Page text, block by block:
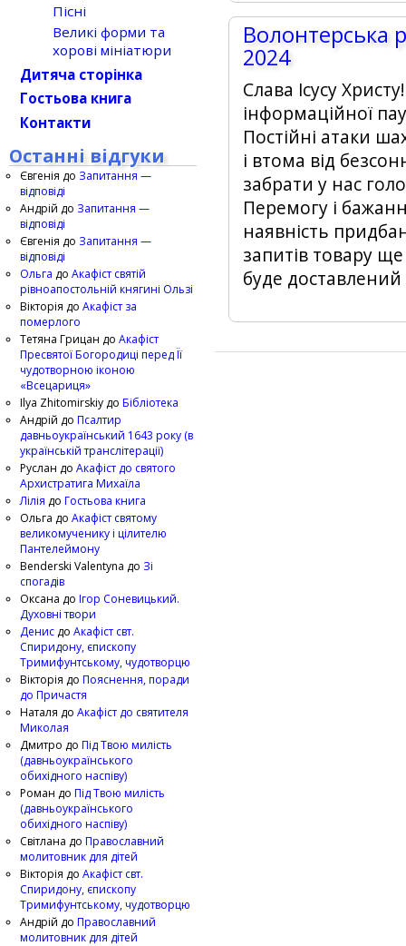
Волонтерська
2024
Слава Ісусу
інформаційної
Постійні атаки
і втома від
забрати у нас
Перемогу і
наявність
запитів товару
буде
Пісні
Великі форми та
хорові мініатюри
Дитяча сторінка
Гостьова книга
Контакти
Останні відгуки
Євгенія до Запитання —
відповіді
Андрій до Запитання —
відповіді
Євгенія до Запитання —
відповіді
Ольга до Акафіст святій
рівноапостольній княгині Ользі
Вікторія до Акафіст за
померлого
Тетяна Грицан до Акафіст
Пресвятої Богородиці перед Її
чудотворною іконою
«Всецариця»
Ilya Zhitomirskiy до Бібліотека
Андрій до Псалтир
давньоукраїнський 1643 року (в
українській транслітерації)
Руслан до Акафіст до святого
Архистратига Михаїла
Лілія до Гостьова книга
Ольга до Акафіст святому
великомученику і цілителю
Пантелеймону
Benderski Valentyna до Зі
спогадів
Оксана до Ігор Соневицький.
Духовні твори
Денис до Акафіст свт.
Спиридону, єпископу
Тримифунтському, чудотворцю
Вікторія до Пояснення, поради
до Причастя
Наталя до Акафіст до святителя
Миколая
Дмитро до Під Твою милість
(давньоукраїнського
обихідного наспіву)
Роман до Під Твою милість
(давньоукраїнського
обихідного наспіву)
Світлана до Православний
молитовник для дітей
Вікторія до Акафіст свт.
Спиридону, єпископу
Тримифунтському, чудотворцю
Андрій до Православний
молитовник для дітей